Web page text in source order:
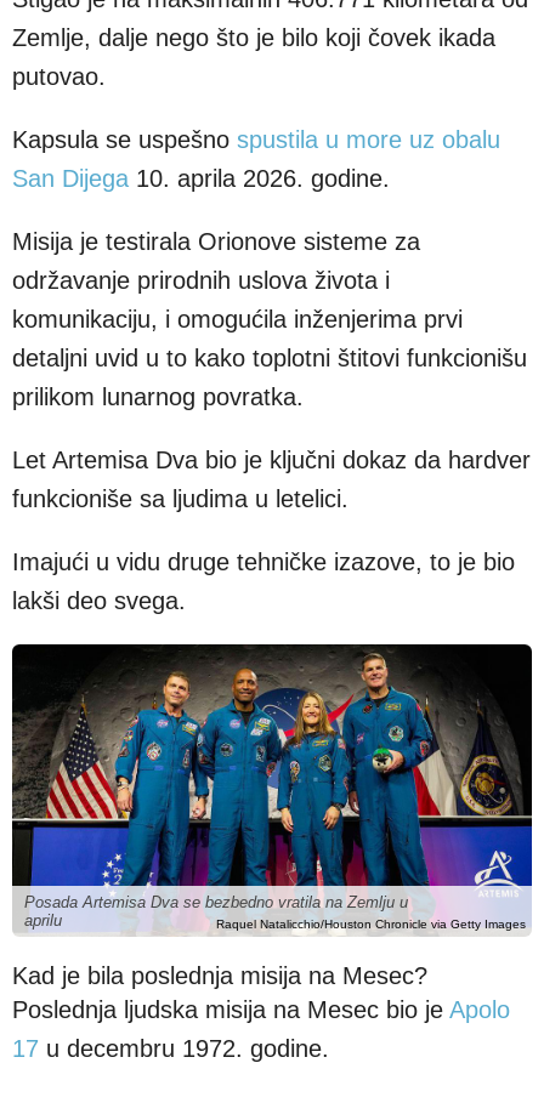
Zemlje, dalje nego što je bilo koji čovek ikada
putovao.
Kapsula se uspešno spustila u more uz obalu
San Dijega 10. aprila 2026. godine.
Misija je testirala Orionove sisteme za
održavanje prirodnih uslova života i
komunikaciju, i omogućila inženjerima prvi
detaljni uvid u to kako toplotni štitovi funkcionišu
prilikom lunarnog povratka.
Let Artemisa Dva bio je ključni dokaz da hardver
funkcioniše sa ljudima u letelici.
Imajući u vidu druge tehničke izazove, to je bio
lakši deo svega.
Raquel Natalicchio/Houston Chronicle via Getty Images
Posada Artemisa Dva se bezbedno vratila na Zemlju u
aprilu
Kad je bila poslednja misija na Mesec?
Poslednja ljudska misija na Mesec bio je Apolo
17 u decembru 1972. godine.